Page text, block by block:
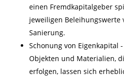
einen Fremdkapitalgeber
jeweiligen Beleihungswerte
Sanierung.
Schonung von Eigenkapital
Objekten und Materialien,
erfolgen, lassen sich